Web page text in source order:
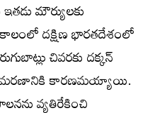
మౌర్యులకు
దక్షిణ భారతదేశంలో
చివరకు దక్కన్
మరణానికి కారణమయ్యాయి.
వ్యతిరేకించి